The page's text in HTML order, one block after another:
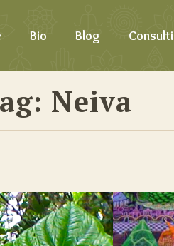
Bio Blog Consulti
Neiva